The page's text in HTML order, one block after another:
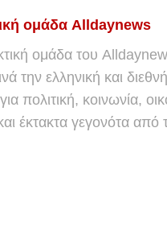
ομάδα Alldaynews
ομάδα του
την ελληνική και
πολιτική, κοινωνία,
έκτακτα γεγονότα από